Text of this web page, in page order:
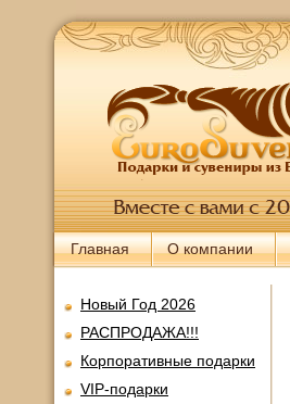
Главная О компании
Новый Год 2026
РАСПРОДАЖА!!!
Корпоративные подарки
VIP-подарки